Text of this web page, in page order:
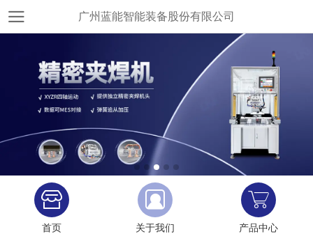
广州蓝能智能装备股份有限公司
首页 关于我们 产品中心